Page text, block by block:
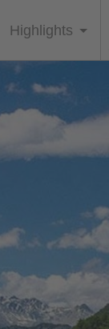
Highlights